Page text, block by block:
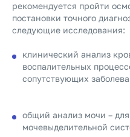
рекомендуется пройти
постановки точного
следующие исследования:
клинический анализ
воспалительных
сопутствующих
общий анализ мочи –
мочевыделительной